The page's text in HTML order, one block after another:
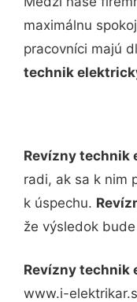
maximálnu
pracovníci majú
technik
Revízny technik
radi, ak sa k nim
k úspechu.
že výsledok
Revízny technik
www.i-